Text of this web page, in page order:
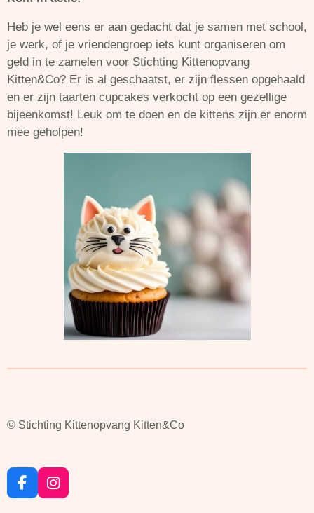
Heb je wel eens er aan gedacht dat je samen met school,
je werk, of je vriendengroep iets kunt organiseren om
geld in te zamelen voor Stichting Kittenopvang
Kitten&Co? Er is al geschaatst, er zijn flessen opgehaald
en er zijn taarten cupcakes verkocht op een gezellige
bijeenkomst! Leuk om te doen en de kittens zijn er enorm
mee geholpen!
© Stichting Kittenopvang Kitten&Co
F
a
I
n